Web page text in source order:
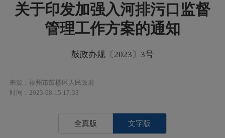
关于印发加强入河排污口监督
管理工作方案的通知
鼓政办规〔2023〕3号
来源：福州市鼓楼区人民政府
时间：2023-08-15 17:33
全真版 文字版